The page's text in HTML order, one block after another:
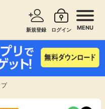
新規登録 ログイン MENU
プ
ショッピングで探す